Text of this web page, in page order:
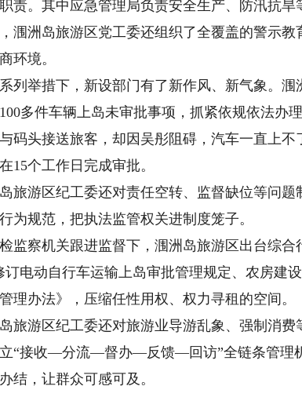
责。其中应急管理局负责安全生产、防汛抗
涠洲岛旅游区党工委还组织了全覆盖的警示
环境。
举措下，新设部门有了新作风、新气象。涠
多件车辆上岛未审批事项，抓紧依规依法办
码头接送旅客，却因吴彤阻碍，汽车一直上
15个工作日完成审批。
游区纪工委还对责任空转、监督缺位等问题
为规范，把执法监管权关进制度笼子。
察机关跟进监督下，涠洲岛旅游区出台综合
订电动自行车运输上岛审批管理规定、农房建
理办法》，压缩任性用权、权力寻租的空间。
游区纪工委还对旅游业导游乱象、强制消费
“接收—分流—督办—反馈—回访”全链条管理
结，让群众可感可及。